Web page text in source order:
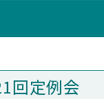
回定例会